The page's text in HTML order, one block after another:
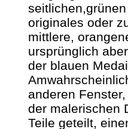
originales oder
mittlere,
ursprünglich
der blauen
anderen
der malerischen
Teile geteilt,